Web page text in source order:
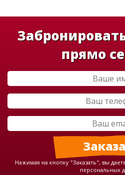
прямо
Нажимая на кнопку "Заказать", вы
персональных